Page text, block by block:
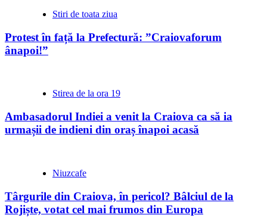
Stiri de toata ziua
Protest în față la Prefectură: ”Craiovaforum
ânapoi!”
Stirea de la ora 19
Ambasadorul Indiei a venit la Craiova ca să ia
urmașii de indieni din oraș înapoi acasă
Niuzcafe
Târgurile din Craiova, în pericol? Bâlciul de la
Rojiște, votat cel mai frumos din Europa